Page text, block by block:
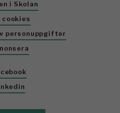
i Skolan
cookies
personuppgifter